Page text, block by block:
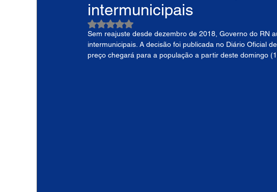
intermunicipais
Avaliado com NaN de 5 estrelas.
Sem reajuste desde dezembro de 2018, Governo do RN
intermunicipais. A decisão foi publicada no Diário Oficial
preço chegará para a população a partir deste domingo